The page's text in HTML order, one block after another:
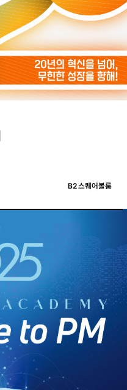
B2 스퀘어볼룸